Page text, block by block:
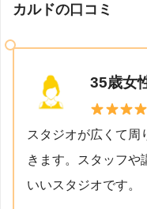
カルドの口コミ
35歳女
スタジオが広くて周
きます。スタッフや
いいスタジオです。